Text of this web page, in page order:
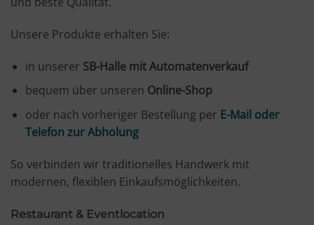
Unsere Produkte erhalten Sie:
in unserer SB-Halle mit Automatenverkauf
bequem über unseren Online-Shop
oder nach vorheriger Bestellung per E-Mail oder
Telefon zur Abholung
So verbinden wir traditionelles Handwerk mit
modernen, flexiblen Einkaufsmöglichkeiten.
Restaurant & Eventlocation